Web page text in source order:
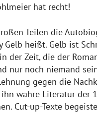
hat recht!
Teilen die
Gelb heißt. Gelb ist
der Zeit, die der
nur noch niemand
gegen die
wahre Literatur der
Cut-up-Texte